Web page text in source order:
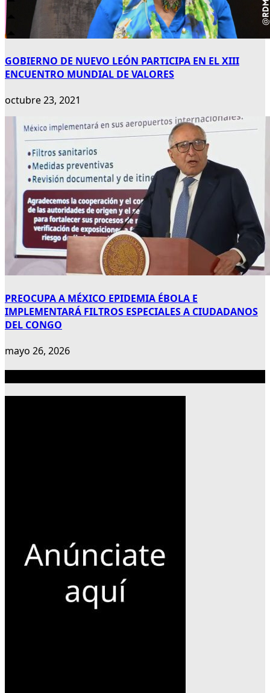
GOBIERNO DE NUEVO LEÓN PARTICIPA EN EL XIII
ENCUENTRO MUNDIAL DE VALORES
octubre 23, 2021
PREOCUPA A MÉXICO EPIDEMIA ÉBOLA E
IMPLEMENTARÁ FILTROS ESPECIALES A CIUDADANOS
DEL CONGO
mayo 26, 2026